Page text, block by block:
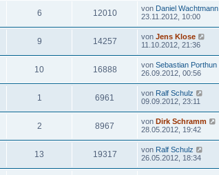
6 12010 von Daniel Wachtmann
23.11.2012, 10:00
9 14257 von Jens Klose
11.10.2012, 21:36
10 16888 von Sebastian Porthun
26.09.2012, 00:56
1 6961 von Ralf Schulz
09.09.2012, 23:11
2 8967 von Dirk Schramm
28.05.2012, 19:42
13 19317 von Ralf Schulz
26.05.2012, 18:34